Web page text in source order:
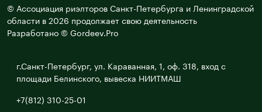
© Ассоциация риэлторов Санкт-Петербурга и Ленинградской
области в 2026 продолжает свою деятельность
Разработано © Gordeev.Pro
г.Санкт-Петербург, ул. Караванная, 1, оф. 318, вход с
площади Белинского, вывеска НИИТМАШ
+7(812) 310-25-01